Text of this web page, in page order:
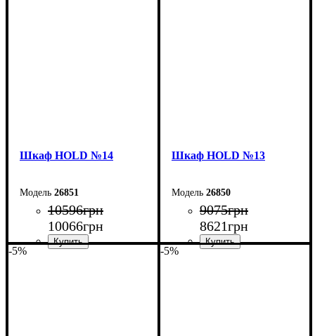
Шкаф НOLD №14
26851
10596грн
10066грн
Шкаф НOLD №13
26850
9075грн
8621грн
-5% -5%